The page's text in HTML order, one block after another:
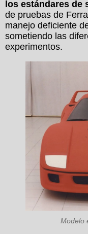
los estándares de
de pruebas de
manejo deficiente
sometiendo las
experimentos.
Modelo